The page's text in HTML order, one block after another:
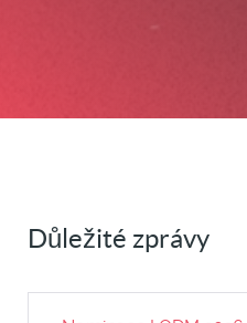
Důležité zprávy